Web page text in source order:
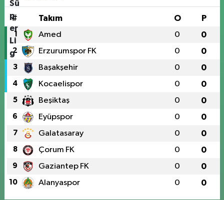
# Takım O P
1 Amed 0 0
2 Erzurumspor FK 0 0
3 Başakşehir 0 0
4 Kocaelispor 0 0
5 Beşiktaş 0 0
6 Eyüpspor 0 0
7 Galatasaray 0 0
8 Çorum FK 0 0
9 Gaziantep FK 0 0
10 Alanyaspor 0 0